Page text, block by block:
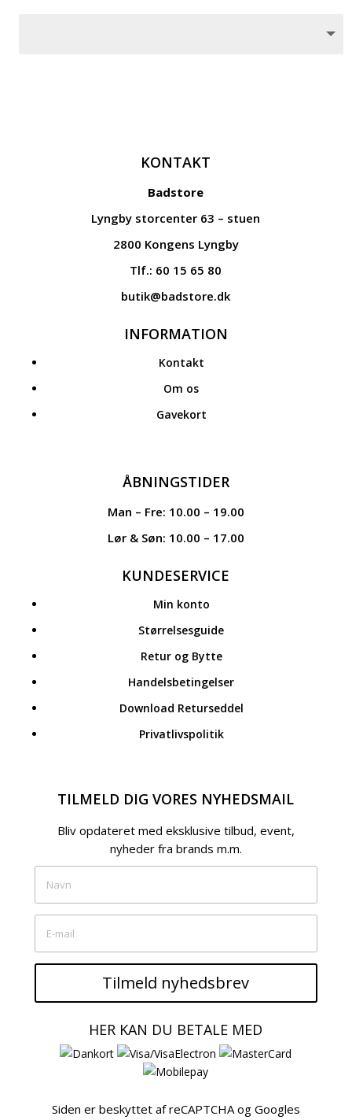
KONTAKT
Badstore
Lyngby storcenter 63 – stuen
2800 Kongens Lyngby
Tlf.: 60 15 65 80
butik@badstore.dk
INFORMATION
Kontakt
Om os
Gavekort
ÅBNINGSTIDER
Man – Fre: 10.00 – 19.00
Lør & Søn: 10.00 – 17.00
KUNDESERVICE
Min konto
Størrelsesguide
Retur og Bytte
Handelsbetingelser
Download Returseddel
Privatlivspolitik
TILMELD DIG VORES NYHEDSMAIL
Bliv opdateret med eksklusive tilbud, event,
nyheder fra brands m.m.
Tilmeld nyhedsbrev
HER KAN DU BETALE MED
Siden er beskyttet af reCAPTCHA og Googles